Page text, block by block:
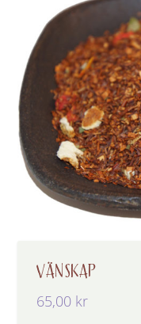
VÄNSKAP
65,00 kr